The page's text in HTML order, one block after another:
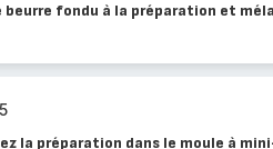
beurre fondu à la préparation et
la préparation dans le moule à